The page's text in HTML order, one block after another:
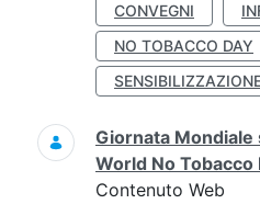
CONVEGNI
NO TOBACCO DAY
Giornata Mondiale
World No Tobacco
Contenuto Web